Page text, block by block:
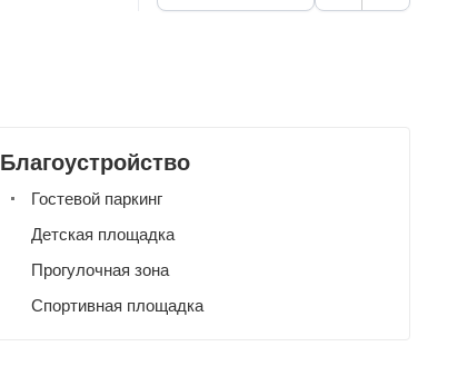
Благоустройство
Гостевой паркинг
Детская площадка
Прогулочная зона
Спортивная площадка